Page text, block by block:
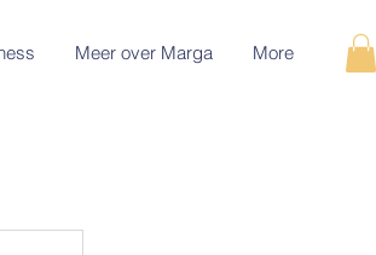
Meer over Marga More